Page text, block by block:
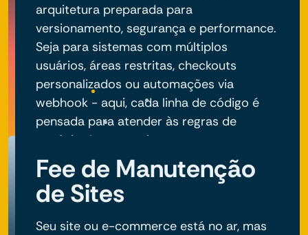
arquitetura preparada para
versionamento, segurança e performance.
Seja para sistemas com múltiplos
usuários, áreas restritas, checkouts
personalizados ou automações via
webhook - aqui, cada linha de código é
pensada para atender às regras de
negócio do seu projeto.
Fee de Manutenção
de Sites
Seu site ou e-commerce está no ar, mas